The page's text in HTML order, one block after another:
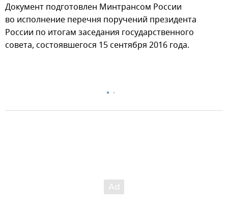
Документ подготовлен Минтрансом России
во исполнение перечня поручений президента
России по итогам заседания государственного
совета, состоявшегося 15 сентября 2016 года.